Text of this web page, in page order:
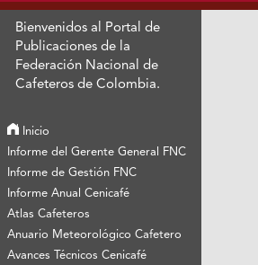
Bienvenidos al Portal de
Publicaciones de la
Federación Nacional de
Cafeteros de Colombia.
Inicio
Informe del Gerente General FNC
Informe de Gestión FNC
Informe Anual Cenicafé
Atlas Cafeteros
Anuario Meteorológico Cafetero
Avances Técnicos Cenicafé